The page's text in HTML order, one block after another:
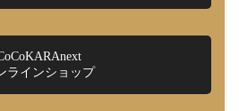
ラインショップ